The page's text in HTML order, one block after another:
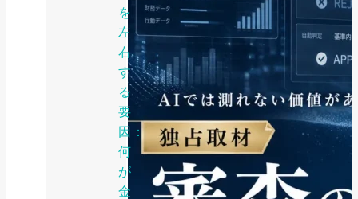
を
左
右
す
る
要
因：
何
が
金